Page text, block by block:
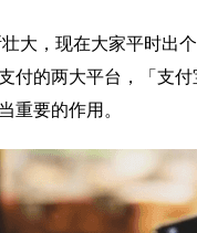
大，现在大家平时出
付的两大平台，「支付
重要的作用。